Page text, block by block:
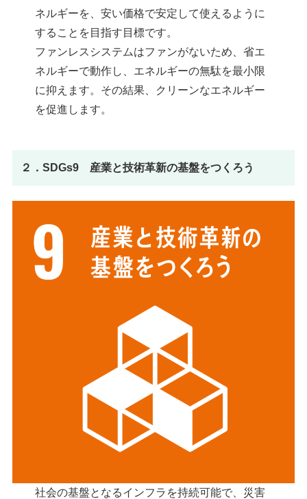
ネルギーを、安い価格で安定して使えるように
することを目指す目標です。
ファンレスシステムはファンがないため、省エ
ネルギーで動作し、エネルギーの無駄を最小限
に抑えます。その結果、クリーンなエネルギー
を促進します。
２．SDGs9 産業と技術革新の基盤をつくろう
社会の基盤となるインフラを持続可能で、災害